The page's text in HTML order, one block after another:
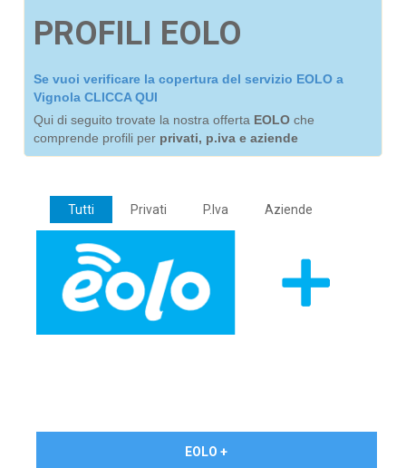
PROFILI EOLO
Se vuoi verificare la copertura del servizio EOLO a
Vignola CLICCA QUI
Qui di seguito trovate la nostra offerta EOLO che
comprende profili per privati, p.iva e aziende
Tutti Privati P.Iva Aziende
EOLO +